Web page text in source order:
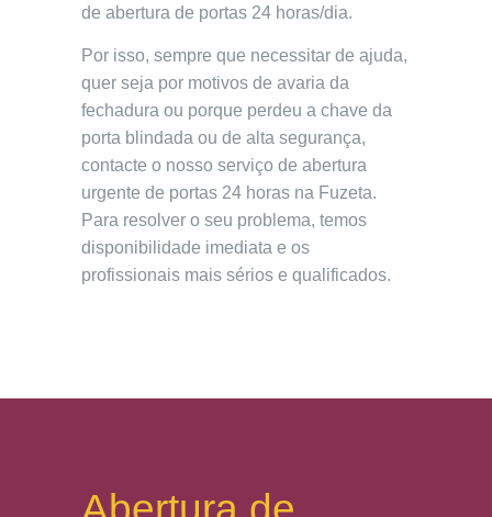
de abertura de portas 24 horas/dia.
Por isso, sempre que necessitar de ajuda,
quer seja por motivos de avaria da
fechadura ou porque perdeu a chave da
porta blindada ou de alta segurança,
contacte o nosso serviço de abertura
urgente de portas 24 horas na Fuzeta.
Para resolver o seu problema, temos
disponibilidade imediata e os
profissionais mais sérios e qualificados.